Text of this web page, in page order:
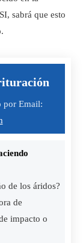
sabrá que esto
por Email:
de los áridos?
de
impacto o